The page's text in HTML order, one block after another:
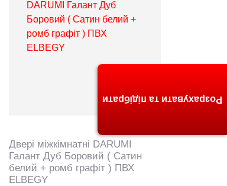
Двері міжкімнатні DARUMI
Галант Дуб Боровий ( Сатин
белий + ромб графіт ) ПВХ
ELBEGY
Розрахувати та підібрати